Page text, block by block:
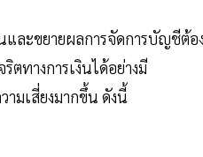
และขยายผลการจัดการบัญชีต้อ
ทางการเงินได้อย่างมี
มเสี่ยงมากขึ้น ดังนี้